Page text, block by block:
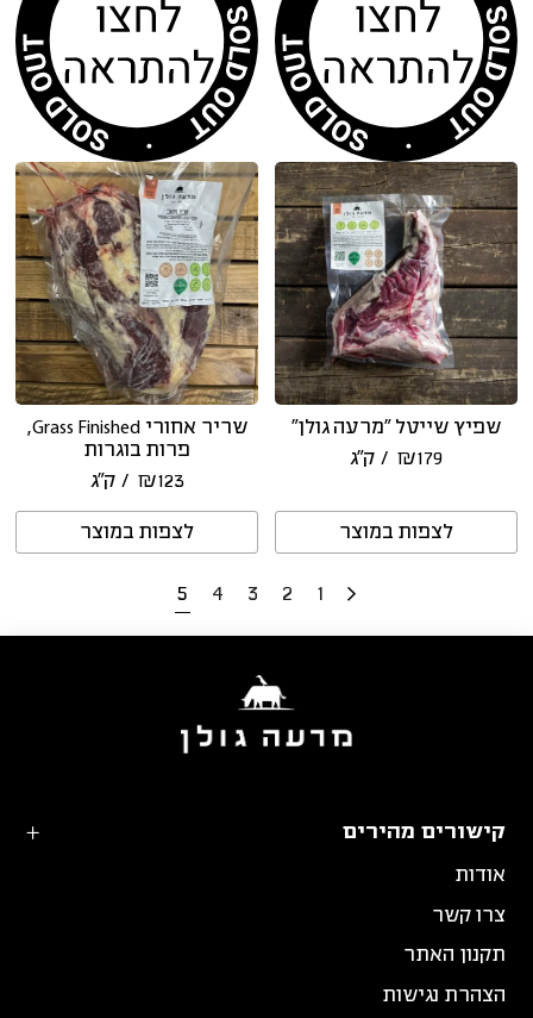
שפיץ שייטל “מרעה גולן”
₪179 / ק״ג
לצפות במוצר
שריר אחורי Grass Finished,
פרות בוגרות
₪123 / ק״ג
לצפות במוצר
1
2
3
4
5
קישורים מהירים
אודות
צרו קשר
תקנון האתר
הצהרת נגישות